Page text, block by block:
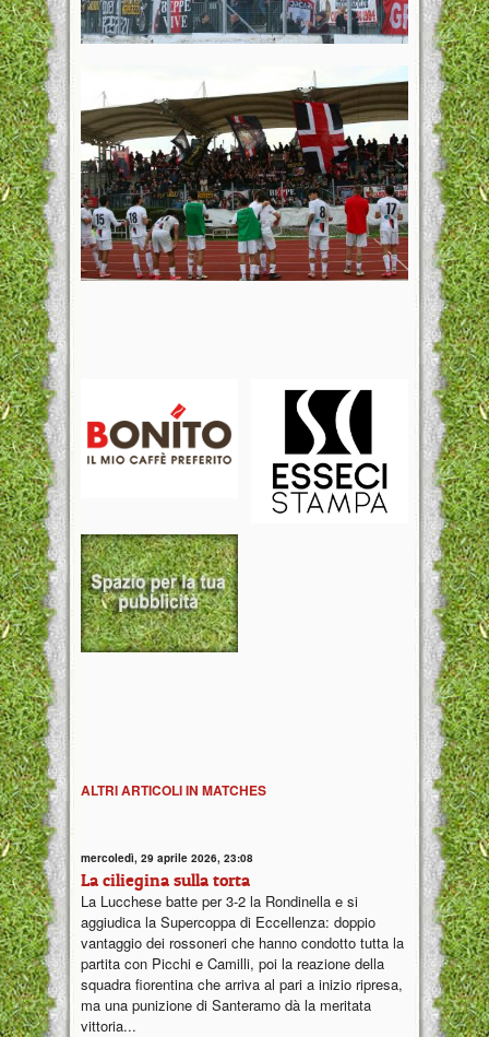
ALTRI ARTICOLI IN MATCHES
mercoledì, 29 aprile 2026, 23:08
La ciliegina sulla torta
La Lucchese batte per 3-2 la Rondinella e si
aggiudica la Supercoppa di Eccellenza: doppio
vantaggio dei rossoneri che hanno condotto tutta la
partita con Picchi e Camilli, poi la reazione della
squadra fiorentina che arriva al pari a inizio ripresa,
ma una punizione di Santeramo dà la meritata
vittoria...